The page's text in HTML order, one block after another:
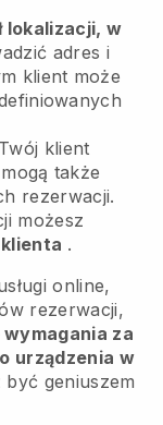
lokalizacji, w
adres i
klient może
klient
także
rezerwacji.
możesz
.
online,
rezerwacji,
za
urządzenia w
geniuszem